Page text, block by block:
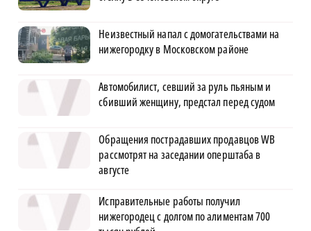
Неизвестный напал с домогательствами на
нижегородку в Московском районе
Автомобилист, севший за руль пьяным и
сбивший женщину, предстал перед судом
Обращения пострадавших продавцов WB
рассмотрят на заседании оперштаба в
августе
Исправительные работы получил
нижегородец с долгом по алиментам 700